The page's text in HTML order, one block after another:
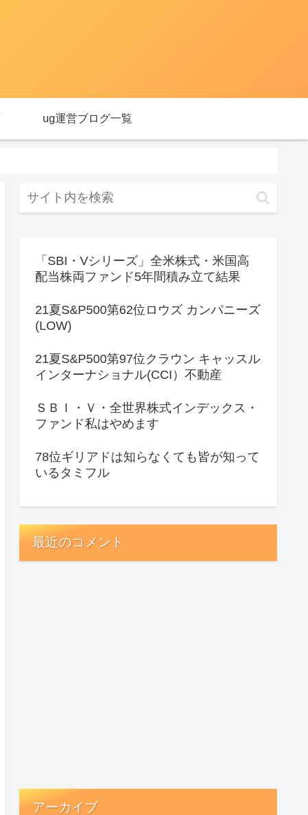
ug運営ブログ一覧
「SBI・Vシリーズ」全米株式・米国高
配当株両ファンド5年間積み立て結果
21夏S&P500第62位ロウズ カンパニーズ
(LOW)
21夏S&P500第97位クラウン キャッスル
インターナショナル(CCI）不動産
ＳＢＩ・Ｖ・全世界株式インデックス・
ファンド私はやめます
78位ギリアドは知らなくても皆が知って
いるタミフル
最近のコメント
アーカイブ